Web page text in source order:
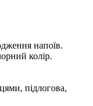
напоїв.
колір.
підлогова,